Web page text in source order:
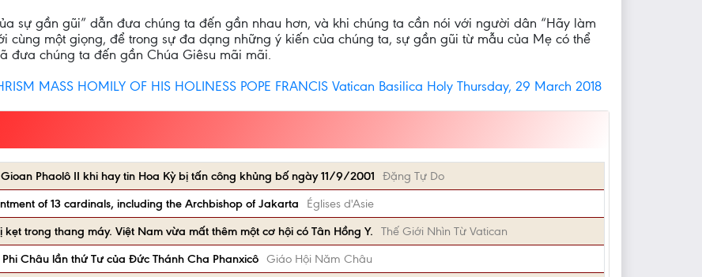
sự gần gũi” dẫn đưa chúng ta đến gần nhau hơn, và khi chúng ta cần nói với người dân “Hãy làm
cùng một giọng, để trong sự đa dạng những ý kiến của chúng ta, sự gần gũi từ mẫu của Mẹ có thể
đưa chúng ta đến gần Chúa Giêsu mãi mãi.
MASS HOMILY OF HIS HOLINESS POPE FRANCIS Vatican Basilica Holy Thursday, 29 March 2018
Phaolô II khi hay tin Hoa Kỳ bị tấn công khủng bố ngày 11/9/2001
Đặng Tự Do
of 13 cardinals, including the Archbishop of Jakarta
Églises d'Asie
trong thang máy. Việt Nam vừa mất thêm một cơ hội có Tân Hồng Y.
Thế Giới Nhìn Từ Vatican
Châu lần thứ Tư của Đức Thánh Cha Phanxicô Giáo Hội Năm Châu